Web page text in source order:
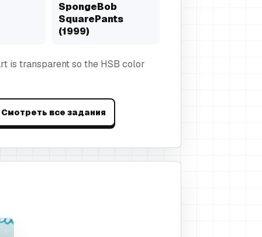
SpongeBob
SquarePants
(1999)
is transparent so the HSB color
Смотреть все задания